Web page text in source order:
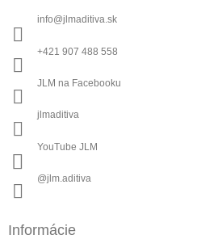
info@jlmaditiva.sk
+421 907 488 558
JLM na Facebooku
jlmaditiva
YouTube JLM
@jlm.aditiva
Informácie